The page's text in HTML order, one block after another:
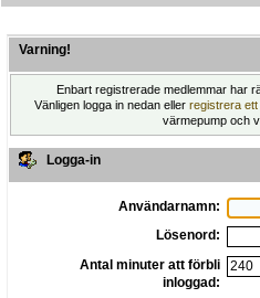
Varning!
Enbart registrerade medlemmar har
Vänligen logga in nedan eller registrera
värmepump och
Logga-in
Användarnamn:
Lösenord:
Antal minuter att förbli
inloggad: